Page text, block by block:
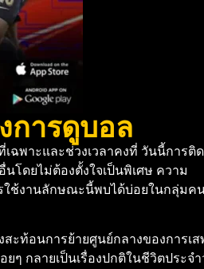
การดูบอล
ฉพาะและช่วงเวลาคงที่ วันนี้การติ
ดยไม่ต้องตั้งใจเป็นพิเศษ ความ
ใช้งานลักษณะนี้พบได้บ่อยในกลุ่มค
ะท้อนการย้ายศูนย์กลางของการเส
ๆ กลายเป็นเรื่องปกติในชีวิตประจ